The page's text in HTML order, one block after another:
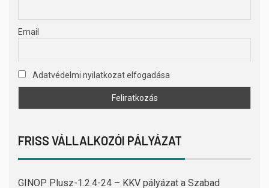
Email
Adatvédelmi nyilatkozat elfogadása
FRISS VÁLLALKOZÓI PÁLYÁZAT
GINOP Plusz-1.2.4-24 – KKV pályázat a Szabad